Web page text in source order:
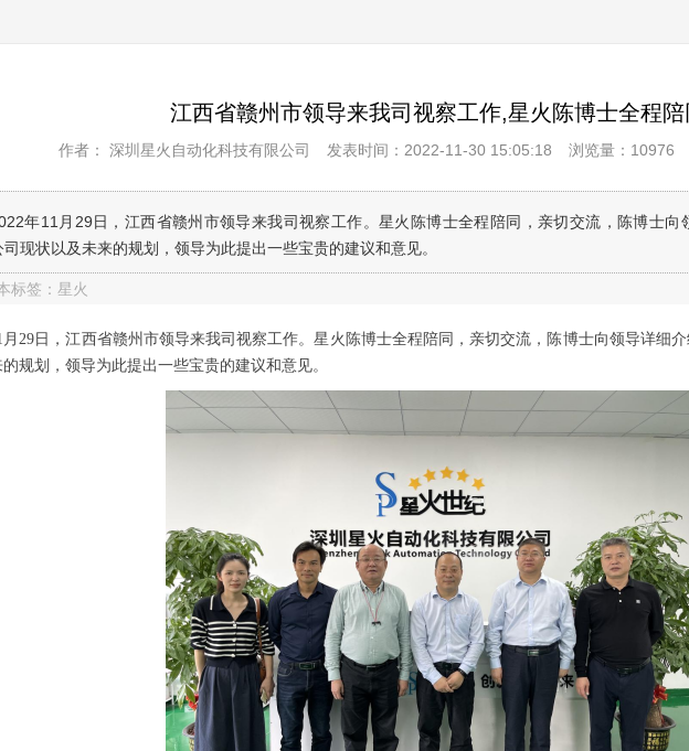
江西省赣州市领导来我司视察工作,星火陈博士全程陪
作者： 深圳星火自动化科技有限公司 发表时间：2022-11-30 15:05:18 浏览量：10976
年11月29日，江西省赣州市领导来我司视察工作。星火陈博士全程陪同，亲切交流，陈博士向
现状以及未来的规划，领导为此提出一些宝贵的建议和意见。
标签：星火
月29日，江西省赣州市领导来我司视察工作。星火陈博士全程陪同，亲切交流，陈博士向领导详细
的规划，领导为此提出一些宝贵的建议和意见。